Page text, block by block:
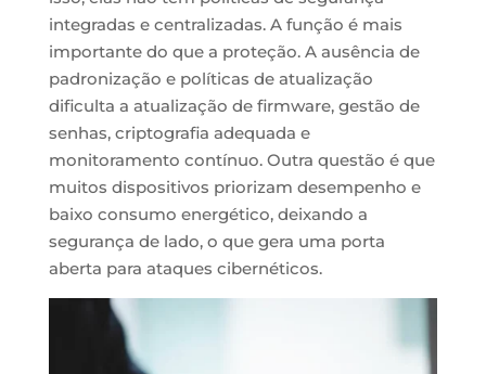
integradas e centralizadas. A função é mais
importante do que a proteção. A ausência de
padronização e políticas de atualização
dificulta a atualização de firmware, gestão de
senhas, criptografia adequada e
monitoramento contínuo. Outra questão é que
muitos dispositivos priorizam desempenho e
baixo consumo energético, deixando a
segurança de lado, o que gera uma porta
aberta para ataques cibernéticos.